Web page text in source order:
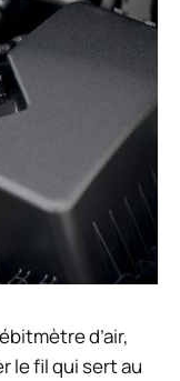
d’air,
le fil qui sert au